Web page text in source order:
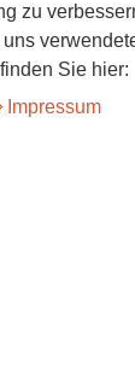
34
Wangen
9566068
zu
Sie hier:
Impressum